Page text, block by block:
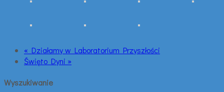
« Działamy w Laboratorium Przyszłości
Święto Dyni »
Wyszukiwanie